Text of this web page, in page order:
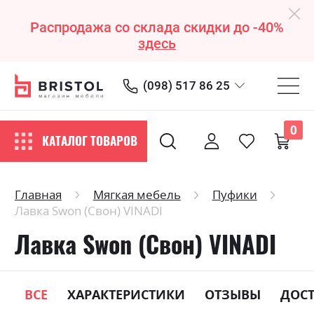
Распродажа со склада скидки до -40%
здесь
(098) 517 86 25
КАТАЛОГ ТОВАРОВ
0
Главная Мягкая мебель
Пуфики
Лавка Swon (Свон) VINADI
Лавка Swon (Свон) VINADI
ВСЕ ХАРАКТЕРИСТИКИ ОТЗЫВЫ